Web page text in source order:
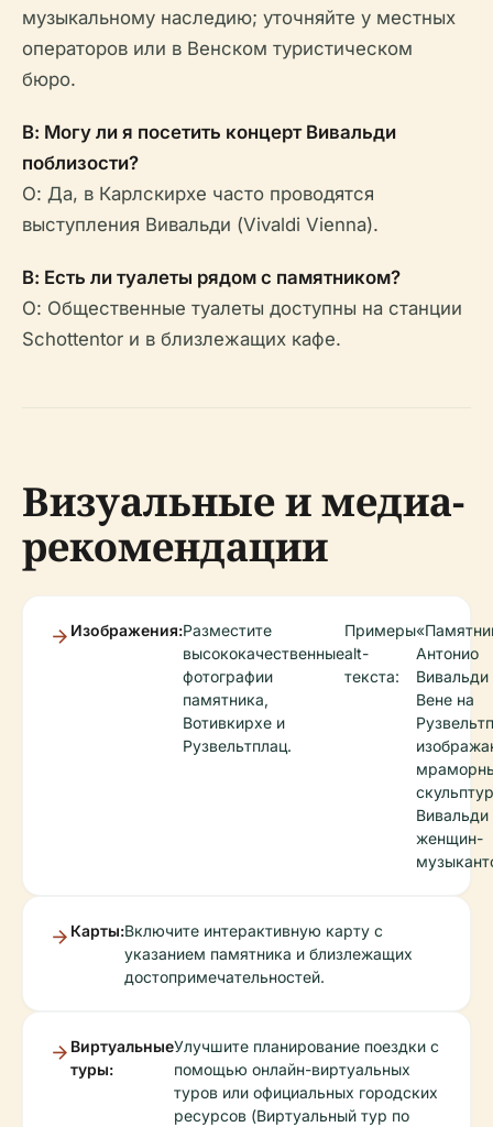
музыкальному наследию; уточняйте у местных
операторов или в Венском туристическом
бюро.
В: Могу ли я посетить концерт Вивальди
поблизости?
О: Да, в Карлскирхе часто проводятся
выступления Вивальди (Vivaldi Vienna).
В: Есть ли туалеты рядом с памятником?
О: Общественные туалеты доступны на станции
Schottentor и в близлежащих кафе.
Визуальные и медиа-
рекомендации
Изображения:Разместите
высококачественные
фотографии
памятника,
Вотивкирхе и
Рузвельтплац.
Примеры
alt-
текста:
Антонио
Вивальди
Вене на
Вивальди
женщин-
Карты:Включите интерактивную карту с
указанием памятника и близлежащих
достопримечательностей.
Виртуальные
туры:
Улучшите планирование поездки с
помощью онлайн-виртуальных
туров или официальных городских
ресурсов (Виртуальный тур по